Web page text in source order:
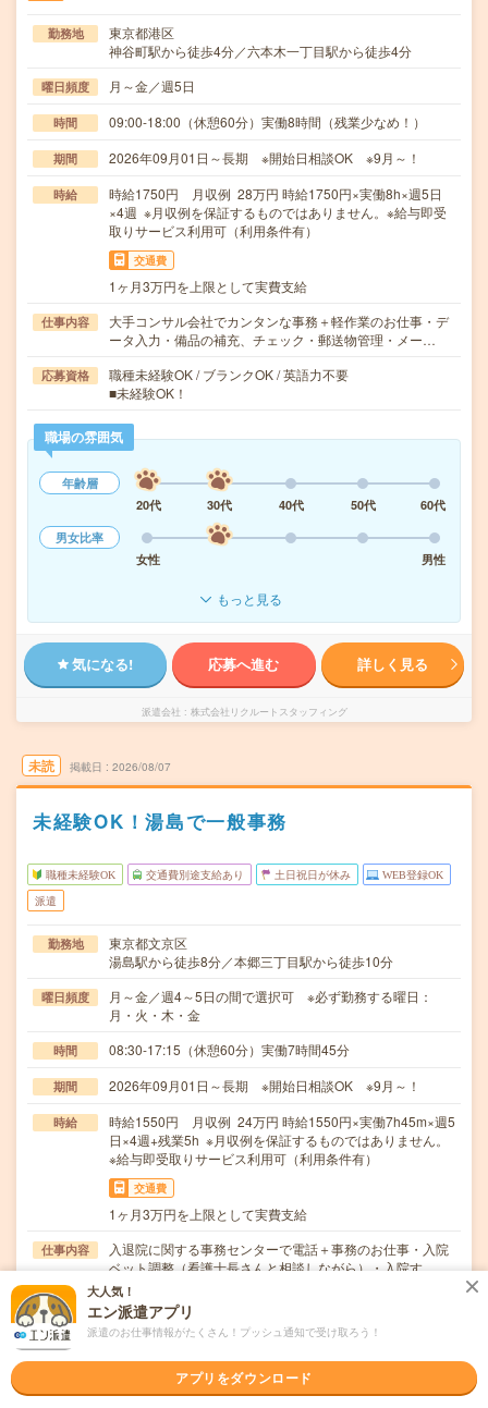
勤務地
東京都港区
神谷町駅から徒歩4分／六本木一丁目駅から徒歩4分
曜日頻度 月～金／週5日
時間 09:00-18:00（休憩60分）実働8時間（残業少なめ！）
期間 2026年09月01日～長期 ※開始日相談OK ※9月～！
時給
時給1750円 月収例 28万円 時給1750円×実働8h×週5日
×4週 ※月収例を保証するものではありません。※給与即受
取りサービス利用可（利用条件有）
交通費
1ヶ月3万円を上限として実費支給
仕事内容
大手コンサル会社でカンタンな事務＋軽作業のお仕事・デ
ータ入力・備品の補充、チェック・郵送物管理・メー…
応募資格
職種未経験OK / ブランクOK / 英語力不要
■未経験OK！
職場の雰囲気
年齢層
20代
30代 40代 50代
60代
男女比率
女性
男性
もっと見る
気になる! 応募へ進む 詳しく見る
派遣会社 株式会社リクルートスタッフィング
未読 掲載日 2026/08/07
未経験OK！湯島で一般事務
職種未経験OK 交通費別途支給あり 土日祝日が休み WEB登録OK
派遣
勤務地
東京都文京区
湯島駅から徒歩8分／本郷三丁目駅から徒歩10分
曜日頻度
月～金／週4～5日の間で選択可 ※必ず勤務する曜日：
月・火・木・金
時間 08:30-17:15（休憩60分）実働7時間45分
期間 2026年09月01日～長期 ※開始日相談OK ※9月～！
時給
時給1550円 月収例 24万円 時給1550円×実働7h45m×週5
日×4週+残業5h ※月収例を保証するものではありません。
※給与即受取りサービス利用可（利用条件有）
交通費
1ヶ月3万円を上限として実費支給
仕事内容
入退院に関する事務センターで電話＋事務のお仕事・入院
ベット調整（看護士長さんと相談しながら）・入院す…
応募資格
職種未経験OK / ブランクOK / 英語力不要
■未経験OK！
職場の雰囲気
大人気！
エン派遣アプリ
派遣のお仕事情報がたくさん！プッシュ通知で受け取ろう！
アプリをダウンロード